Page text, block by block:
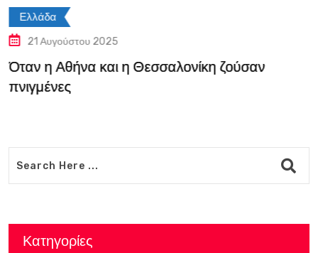
Ελλάδα
21 Αυγούστου 2025
Όταν η Αθήνα και η Θεσσαλονίκη ζούσαν
πνιγμένες
Κατηγορίες